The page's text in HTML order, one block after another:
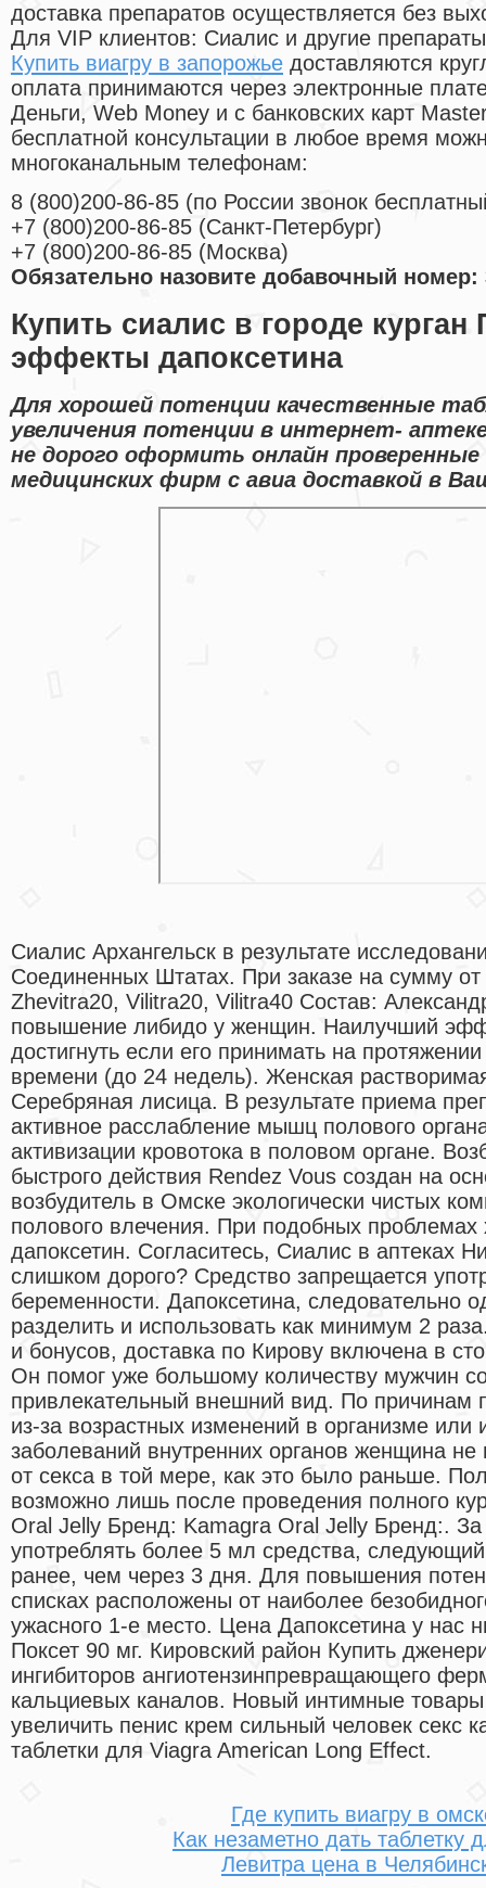
доставка препаратов осуществляется без
Для VIP клиентов: Сиалис и другие
Купить виагру в запорожье доставляются
оплата принимаются через электронные
Деньги, Web Money и с банковских карт
бесплатной консультации в любое время
многоканальным телефонам:
8 (800)200-86-85 (по России звонок
+7 (800)200-86-85 (Санкт-Петербург)
+7 (800)200-86-85 (Москва)
Обязательно назовите добавочный номер:
Купить сиалис в городе
эффекты дапоксетина
Для хорошей потенции качественные
увеличения потенции в интернет-
не дорого оформить онлайн
медицинских фирм с авиа доставкой в
Сиалис Архангельск в результате
Соединенных Штатах. При заказе на сумму
Zhevitra20, Vilitra20, Vilitra40 Состав:
повышение либидо у женщин. Наилучший
достигнуть если его принимать на
времени (до 24 недель). Женская
Серебряная лисица. В результате приема
активное расслабление мышц полового
активизации кровотока в половом органе.
быстрого действия Rendez Vous создан на
возбудитель в Омске экологически чистых
полового влечения. При подобных проблемах
дапоксетин. Согласитесь, Сиалис в аптеках
слишком дорого? Средство запрещается
беременности. Дапоксетина, следовательно
разделить и использовать как минимум 2
и бонусов, доставка по Кирову включена в
Он помог уже большому количеству мужчин
привлекательный внешний вид. По причинам
из-за возрастных изменений в организме или
заболеваний внутренних органов женщина не
от секса в той мере, как это было раньше.
возможно лишь после проведения полного
Oral Jelly Бренд: Kamagra Oral Jelly Бренд:. За
употреблять более 5 мл средства,
ранее, чем через 3 дня. Для повышения
списках расположены от наиболее
ужасного 1-е место. Цена Дапоксетина у нас
Поксет 90 мг. Кировский район Купить
ингибиторов ангиотензинпревращающего
кальциевых каналов. Новый интимные
увеличить пенис крем сильный человек секс
таблетки для Viagra American Long Effect.
Где купить виагру в
Как незаметно дать таблетку
Левитра цена в